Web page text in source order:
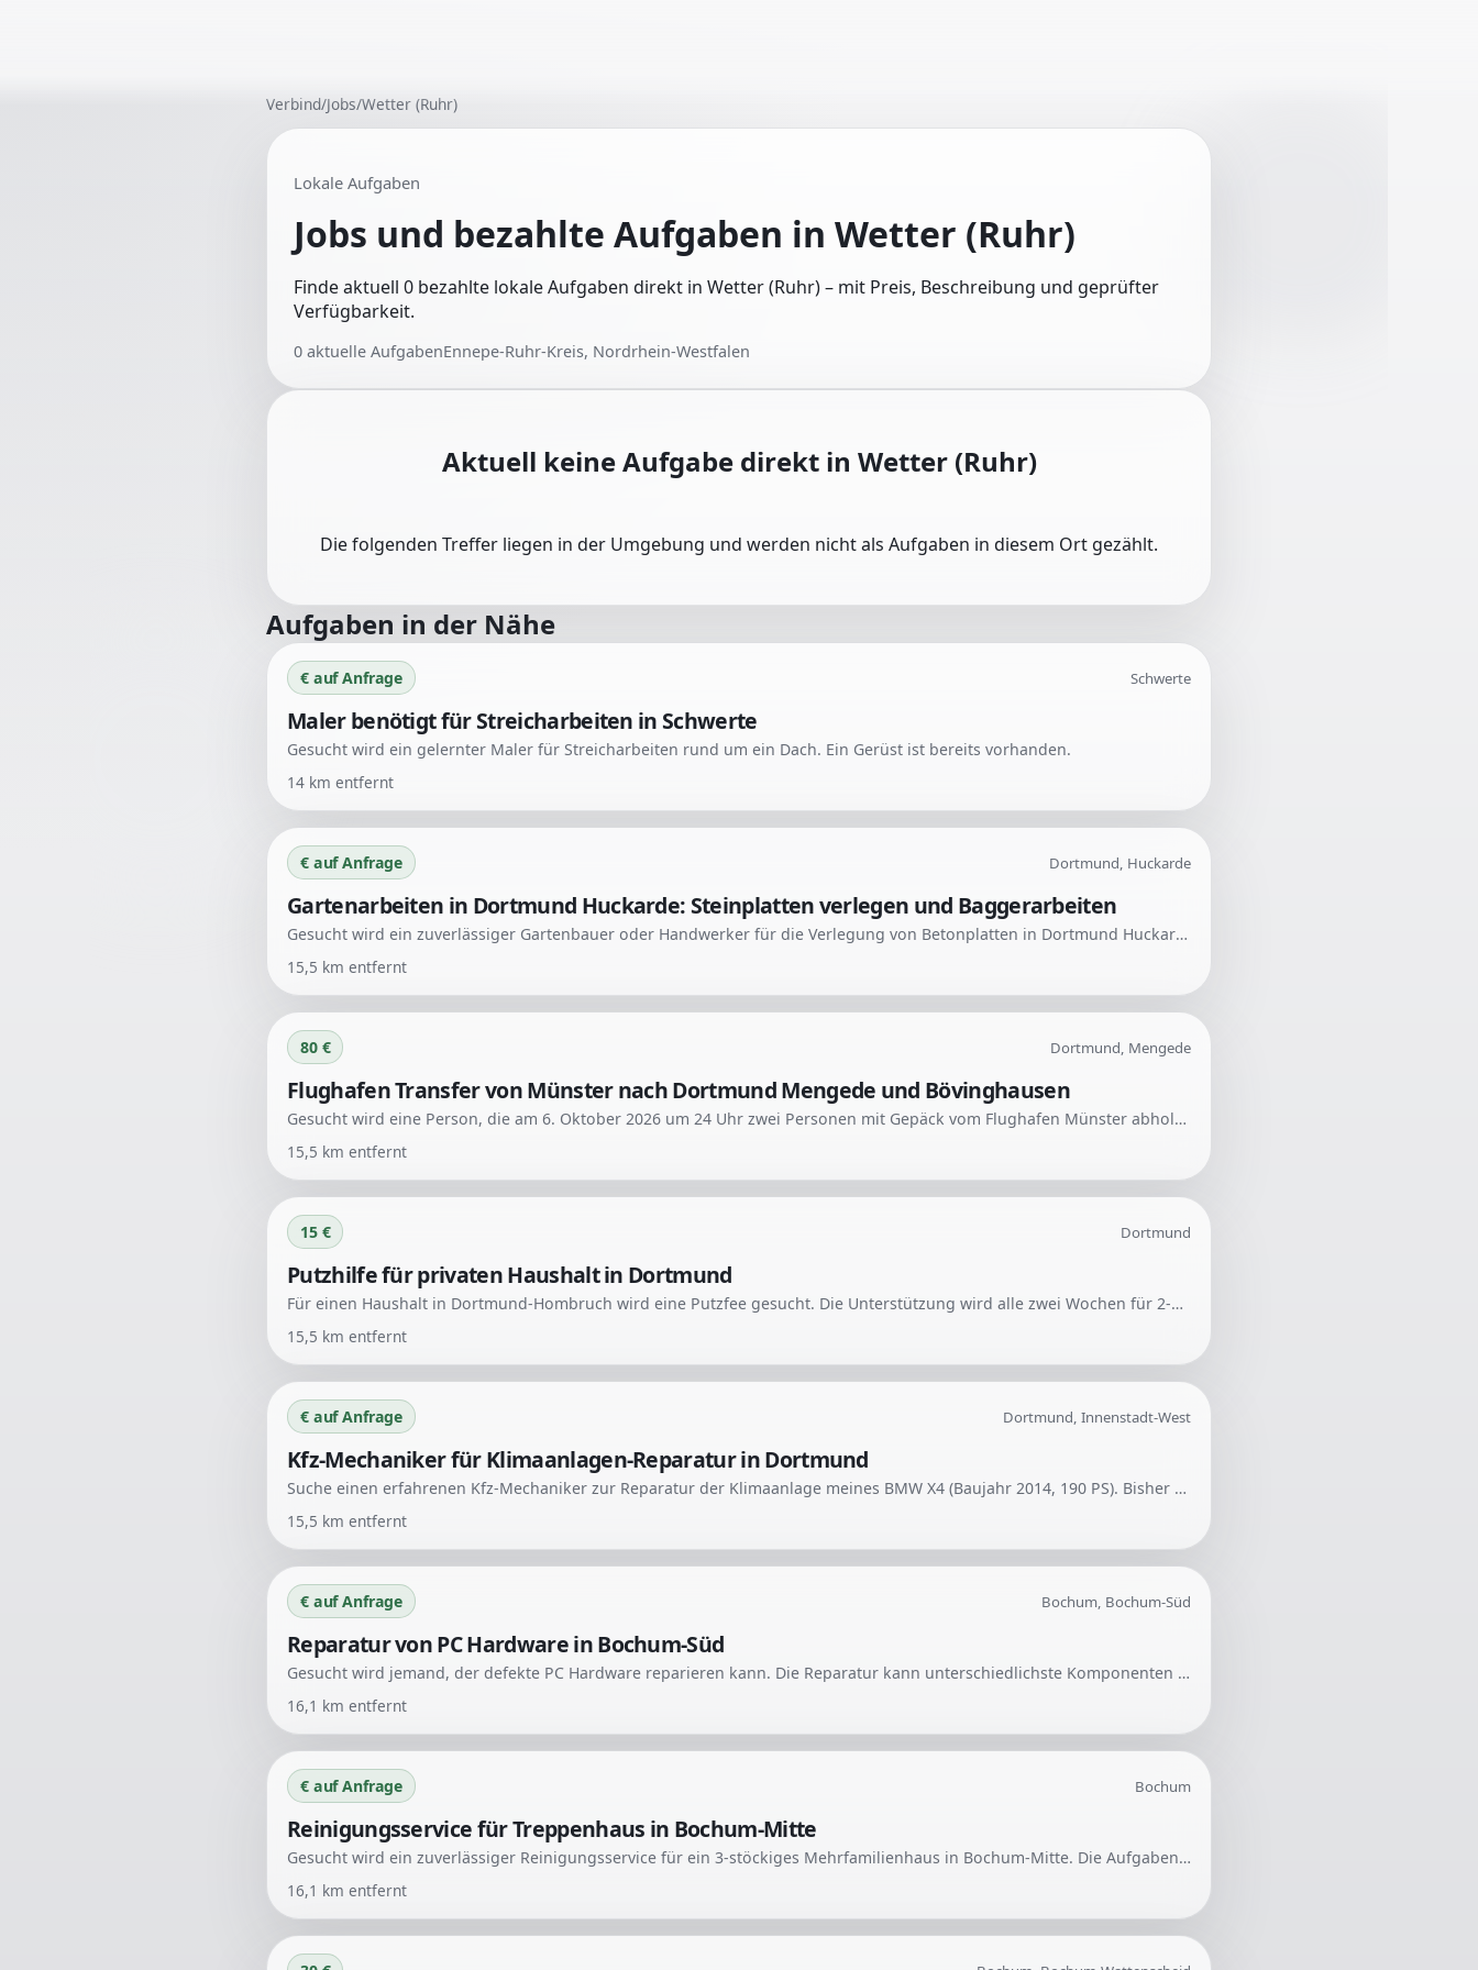
Verbind/Jobs/Wetter (Ruhr)
Lokale Aufgaben
Jobs und bezahlte Aufgaben in Wetter (Ruhr)
Finde aktuell 0 bezahlte lokale Aufgaben direkt in Wetter (Ruhr) – mit Preis, Beschreibung und geprüfter
Verfügbarkeit.
0 aktuelle AufgabenEnnepe-Ruhr-Kreis, Nordrhein-Westfalen
Aktuell keine Aufgabe direkt in Wetter (Ruhr)
Die folgenden Treffer liegen in der Umgebung und werden nicht als Aufgaben in diesem Ort gezählt.
Aufgaben in der Nähe
€ auf Anfrage Schwerte
Maler benötigt für Streicharbeiten in Schwerte
Gesucht wird ein gelernter Maler für Streicharbeiten rund um ein Dach. Ein Gerüst ist bereits vorhanden.
14 km entfernt
€ auf Anfrage Dortmund, Huckarde
Gartenarbeiten in Dortmund Huckarde: Steinplatten verlegen und Baggerarbeiten
Gesucht wird ein zuverlässiger Gartenbauer oder Handwerker für die Verlegung von Betonplatten in Dortmund Huckarde. Die Arbeiten umfassen das Ausheben von Rasen und Erde sowie die fachgerechte Vorbereitung des Unterbaus für die Plattenverlegung.
15,5 km entfernt
80 € Dortmund, Mengede
Flughafen Transfer von Münster nach Dortmund Mengede und Bövinghausen
Gesucht wird eine Person, die am 6. Oktober 2026 um 24 Uhr zwei Personen mit Gepäck vom Flughafen Münster abholen kann. Die Fahrt geht von Münster nach Dortmund Mengede und anschließend nach Dortmund Bövinghausen.
15,5 km entfernt
15 € Dortmund
Putzhilfe für privaten Haushalt in Dortmund
Für einen Haushalt in Dortmund-Hombruch wird eine Putzfee gesucht. Die Unterstützung wird alle zwei Wochen für 2-3 Stunden benötigt.
15,5 km entfernt
€ auf Anfrage Dortmund, Innenstadt-West
Kfz-Mechaniker für Klimaanlagen-Reparatur in Dortmund
Suche einen erfahrenen Kfz-Mechaniker zur Reparatur der Klimaanlage meines BMW X4 (Baujahr 2014, 190 PS). Bisher durchgeführte Maßnahmen umfassen Klimaservice, Austausch des Regelventils und Fehleranalyse ohne Befund. Die Klimaanlage baut jedoch keinen Druck auf und kühlt nicht.
15,5 km entfernt
€ auf Anfrage Bochum, Bochum-Süd
Reparatur von PC Hardware in Bochum-Süd
Gesucht wird jemand, der defekte PC Hardware reparieren kann. Die Reparatur kann unterschiedlichste Komponenten betreffen.
16,1 km entfernt
€ auf Anfrage Bochum
Reinigungsservice für Treppenhaus in Bochum-Mitte
Gesucht wird ein zuverlässiger Reinigungsservice für ein 3-stöckiges Mehrfamilienhaus in Bochum-Mitte. Die Aufgaben umfassen regelmäßige Reinigungen des Treppenhauses sowie Fenster und Kellergang.
16,1 km entfernt